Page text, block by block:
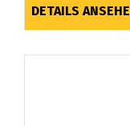
DETAILS